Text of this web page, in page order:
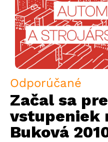
Odporúčané
Začal sa
vstupeniek
Buková